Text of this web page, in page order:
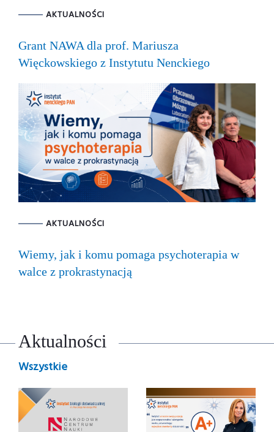
AKTUALNOŚCI
Grant NAWA dla prof. Mariusza
Więckowskiego z Instytutu Nenckiego
AKTUALNOŚCI
Wiemy, jak i komu pomaga psychoterapia w
walce z prokrastynacją
Aktualności
Wszystkie